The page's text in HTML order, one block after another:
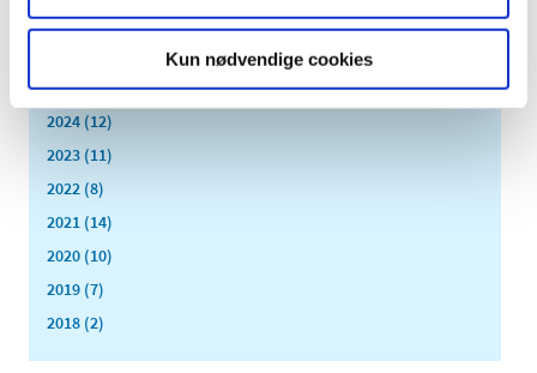
Kun nødvendige cookies
februar (1)
2025 (11)
2024 (12)
2023 (11)
2022 (8)
2021 (14)
2020 (10)
2019 (7)
2018 (2)